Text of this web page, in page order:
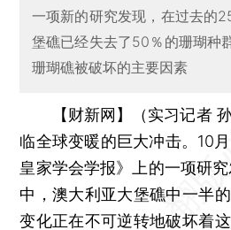
一项新的研究发现，在过去的
堡礁已经失去了50％的珊瑚种
珊瑚礁被破坏的主要因素
【财新网】（实习记者
临全球变暖的巨大冲击。10
皇家学会学报》上的一项研
中，澳大利亚大堡礁中一半
变化正在不可逆转地破坏着